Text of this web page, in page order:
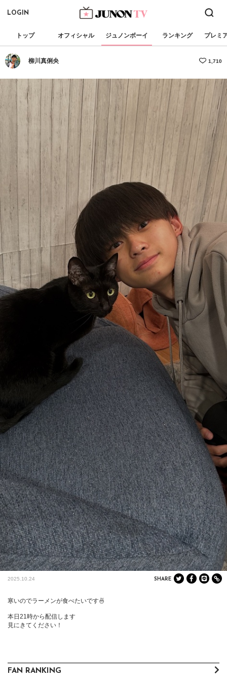
LOGIN
トップ オフィシャル ジュノンボーイ ランキング プレミ
柳川真俐央 1,710
2025.10.24 SHARE
寒いのでラーメンが食べたいです🍜
本日21時から配信します
見にきてください！
FAN RANKING